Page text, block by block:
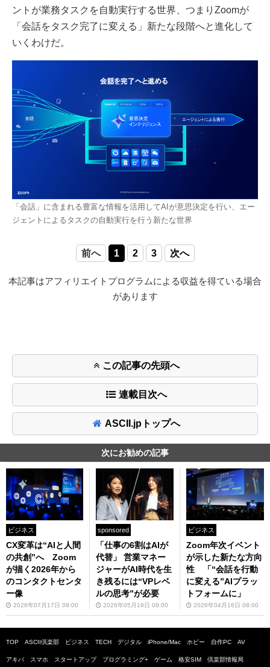
ントが業務タスクを自動実行する世界、つまりZoomが
「会話をタスク完了に変える」新たな段階へと進化して
いくわけだ。
「会話」に含まれる豊富な情報を活用してAIが意思決定を行い、エー
ジェントによるタスクの自動実行を行う新たな世界
前へ 1 2 3 次へ
本記事はアフィリエイトプログラムによる収益を得ている場合
があります
この記事の先頭へ
連載目次へ
ASCII.jpトップへ
次にお勧めの記事
ビジネス
CX変革は“AIと人間
の共創”へ Zoom
が描く2026年から
のコンタクトセンタ
ー像
2026年07月17日 09:00
sponsored
「仕事の6割はAIが
代替」 営業マネー
ジャーがAI時代を生
き残るには“VPレベ
ルの思考”が必要
2026年05月19日 09:00
ビジネス
Zoom年次イベント
が示した新たな方向
性 「“会話を行動
に変える”AIプラッ
トフォームに」
2026年04月16日 08:00
TOP ASCII倶楽部 ビジネス TECH デジタル iPhone/Mac ホビー 自作PC AV
アキバ スマホ スタートアップ プログラミング+ ゲーム 格安SIM 倶楽部情報局